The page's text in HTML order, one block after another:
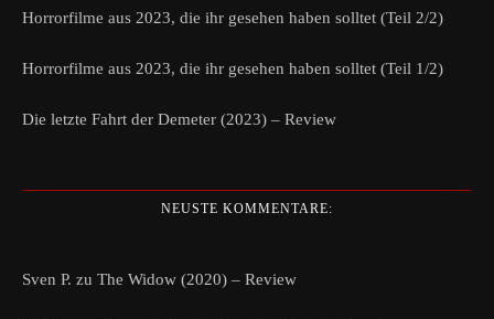
Horrorfilme aus 2023, die ihr gesehen haben solltet (Teil 2/2)
Horrorfilme aus 2023, die ihr gesehen haben solltet (Teil 1/2)
Die letzte Fahrt der Demeter (2023) – Review
NEUSTE KOMMENTARE:
Sven P. zu The Widow (2020) – Review